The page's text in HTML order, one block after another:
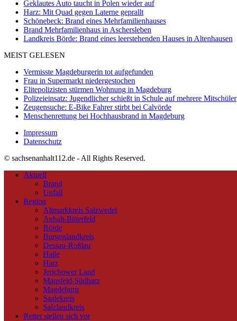
Geklautes Auto taucht in Polen wieder auf
Harz: Mit Quad gegen Laterne geprallt
Schönebeck: Brand eines Mehrfamilienhauses
Brand Mehrfamilienhaus in Aschersleben
Landkreis Börde: Brand eines leerstehenden Hauses in Altenhausen
MEIST GELESEN
Vermisste Magdeburgerin tot aufgefunden
Frau in Supermarkt niedergestochen
Elitepolizisten stürmen Wohnung in Magdeburg
Polizeieinsatz: Jugendlicher schießt in Schule auf mehrere Mitschüler
Zeugensuche: E-Bike Fahrer stirbt bei Calvörde
Menschenrettung bei Hochhausbrand in Magdeburg
Impressum
Datenschutz
© sachsenanhalt112.de - All Rights Reserved.
Aktuell
Brand
Unfall
Region
Altmarkkreis Salzwedel
Anhalt-Bitterfeld
Börde
Burgenlandkreis
Dessau-Roßlau
Halle
Harz
Jerichower Land
Mansfeld-Südharz
Magdeburg
Saalekreis
Salzlandkreis
Retter stellen sich vor